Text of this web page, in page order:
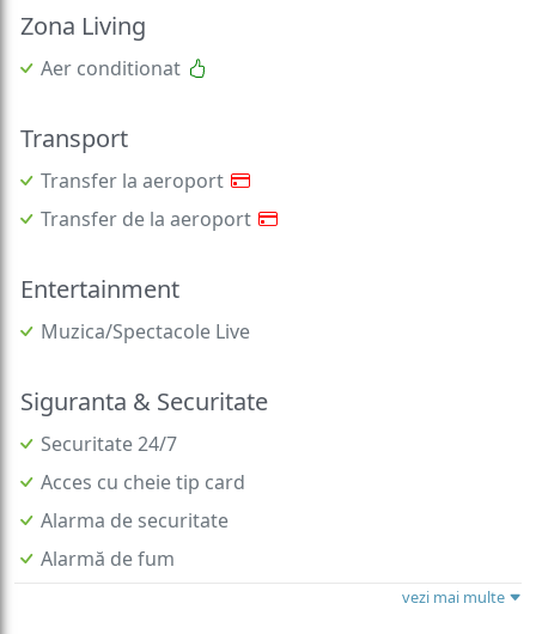
Zona Living
Aer conditionat
Transport
Transfer la aeroport
Transfer de la aeroport
Entertainment
Muzica/Spectacole Live
Siguranta & Securitate
Securitate 24/7
Acces cu cheie tip card
Alarma de securitate
Alarmă de fum
vezi mai multe